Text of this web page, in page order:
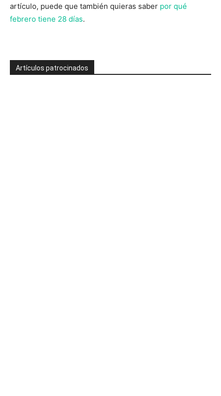
artículo, puede que también quieras saber por qué
febrero tiene 28 días.
Artículos patrocinados